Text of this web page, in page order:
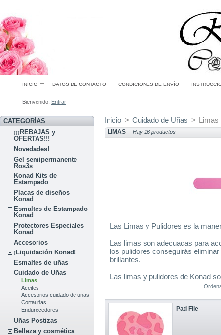
INICIO DATOS DE CONTACTO CONDICIONES DE ENVÍO
Bienvenido, Entrar
CATEGORÍAS
¡¡¡REBAJAS y
OFERTAS!!!
Novedades!
Gel semipermanente
Ros3s
Konad Kits de
Estampado
Placas de diseños
Konad
Esmaltes de Estampado
Konad
Protectores Especiales
Konad
Accesorios
¡Liquidación Konad!
Esmaltes de uñas
Cuidado de Uñas
Limas
Aceites
Accesorios cuidado de uñas
Cortauñas
Endurecedores
Uñas Postizas
Belleza y cosmética
Inicio > Cuidado de Uñas > Limas
LIMAS Hay 16 productos
Las Limas y Pulidores es la
Las limas son adecuadas para
los pulidores conseguirás
brillantes.
Las limas y pulidores de Konad
Pad File